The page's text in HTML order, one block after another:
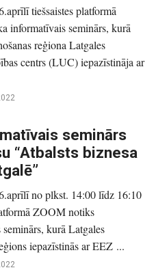
tiešsaistes platformā
informatīvais seminārs, kurā
reģiona Latgales
centrs (LUC) iepazīstināja ar
seminārs
“Atbalsts biznesa
no plkst. 14:00 līdz 16:10
ZOOM notiks
kurā Latgales
iepazīstinās ar EEZ ...